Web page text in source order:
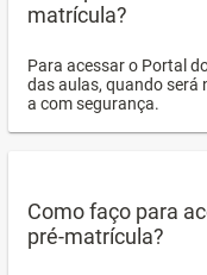
matrícula?
Para acessar o Portal
das aulas, quando será
a com segurança.
Como faço para
pré-matrícula?